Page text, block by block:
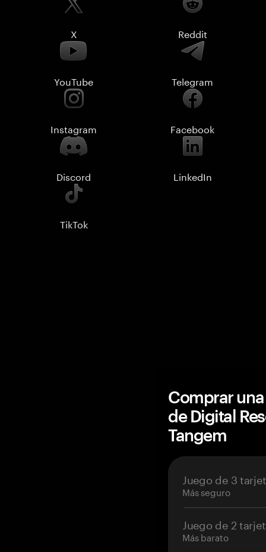
X Reddit
YouTube Telegram
Instagram Facebook
Discord LinkedIn
TikTok
Comprar
de Digital
Tangem
Juego de 3
Más seguro
Juego de 2
Más barato